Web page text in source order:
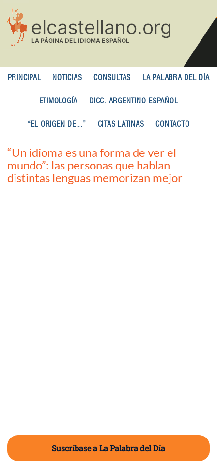
contenido
principal
PRINCIPAL NOTICIAS CONSULTAS LA PALABRA DEL DÍA
ETIMOLOGÍA DICC. ARGENTINO-ESPAÑOL
“EL ORIGEN DE...” CITAS LATINAS CONTACTO
“Un idioma es una forma de ver el
mundo”: las personas que hablan
distintas lenguas memorizan mejor
Suscríbase a La Palabra del Día